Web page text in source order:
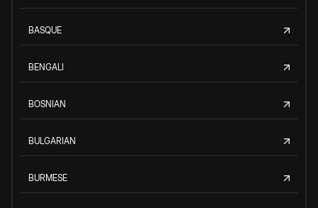
BASQUE
BENGALI
BOSNIAN
BULGARIAN
BURMESE